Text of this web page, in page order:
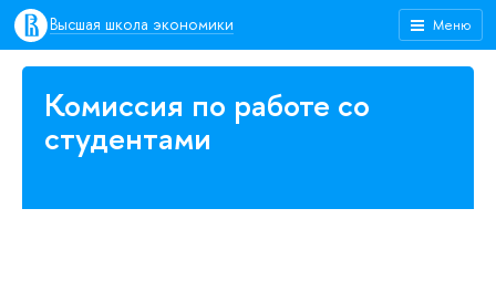
Меню
Высшая школа экономики
Комиссия по работе со
студентами